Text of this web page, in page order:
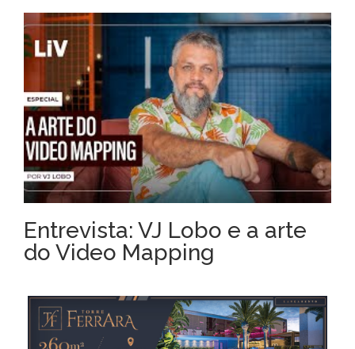
Entrevista: VJ Lobo e a arte
do Video Mapping